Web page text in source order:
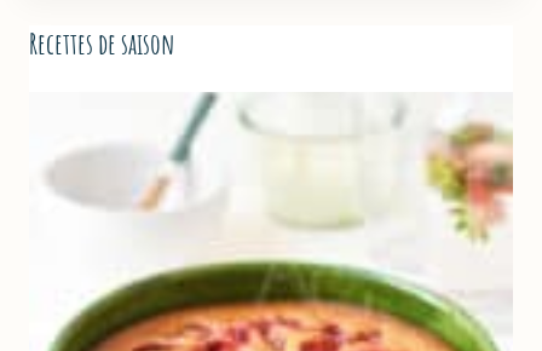
Recettes de saison